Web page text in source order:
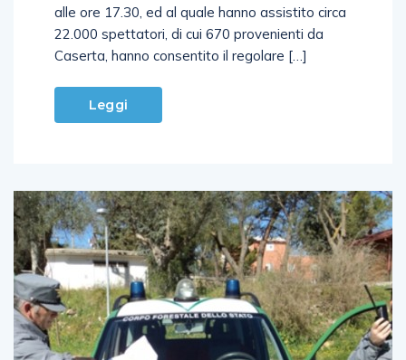
alle ore 17.30, ed al quale hanno assistito circa
22.000 spettatori, di cui 670 provenienti da
Caserta, hanno consentito il regolare […]
Leggi